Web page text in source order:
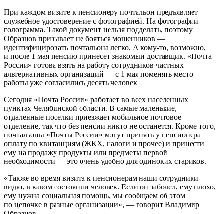
При каждом визите к пенсионеру почтальон предъявляет
служебное удостоверение с фотографией. На фотографии —
голограмма. Такой документ нельзя подделать, поэтому
Образцов призывает не бояться мошенников —
идентифицировать почтальона легко. А кому-то, возможно,
и после 1 мая пенсию принесет знакомый доставщик. «Почта
России» готова взять на работу сотрудников частных
альтернативных организаций — с 1 мая поменять место
работы уже согласились десять человек.
Сегодня «Почта России» работает во всех населенных
пунктах Челябинской области. В самые маленькие,
отдаленные поселки приезжает мобильное почтовое
отделение, так что без пенсии никто не останется. Кроме того,
почтальоны «Почты России» могут принять у пенсионера
оплату по квитанциям (ЖКХ, налоги и прочее) и принести
ему на продажу продукты или предметы первой
необходимости — это очень удобно для одиноких стариков.
«Также во время визита к пенсионерам наши сотрудники
видят, в каком состоянии человек. Если он заболел, ему плохо,
ему нужна социальная помощь, мы сообщаем об этом
по цепочке в разные организации», — говорит Владимир